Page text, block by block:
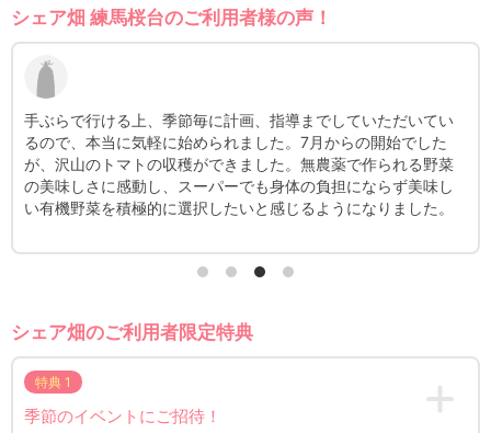
シェア畑 練馬桜台のご利用者様の声！
てい
した
野菜
味し
た。
農園スタッフの方々は面倒見のいい方ばかりなので、聞くと
色々と教えてくださいます。人によっては巡回して声をかけて
くださる方もいるので、聞きやすいです。野菜の成長過程がよ
くわかりました。また、育てたことで普段は食べない種類を新
たに食べるようにもなりました。いずれは1畝増設してスナッ
シェア畑のご利用者限定特典
特典 1
季節のイベントにご招待！